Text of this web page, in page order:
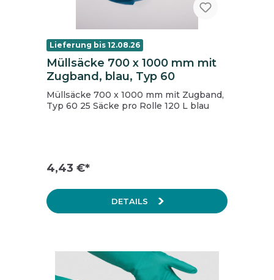
Lieferung bis 12.08.26
Müllsäcke 700 x 1000 mm mit
Zugband, blau, Typ 60
Müllsäcke 700 x 1000 mm mit Zugband,
Typ 60 25 Säcke pro Rolle 120 L blau
4,43 €*
DETAILS